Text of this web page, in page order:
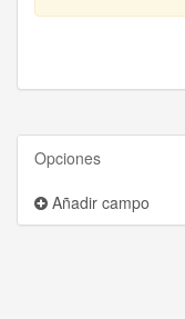
Opciones
Añadir campo